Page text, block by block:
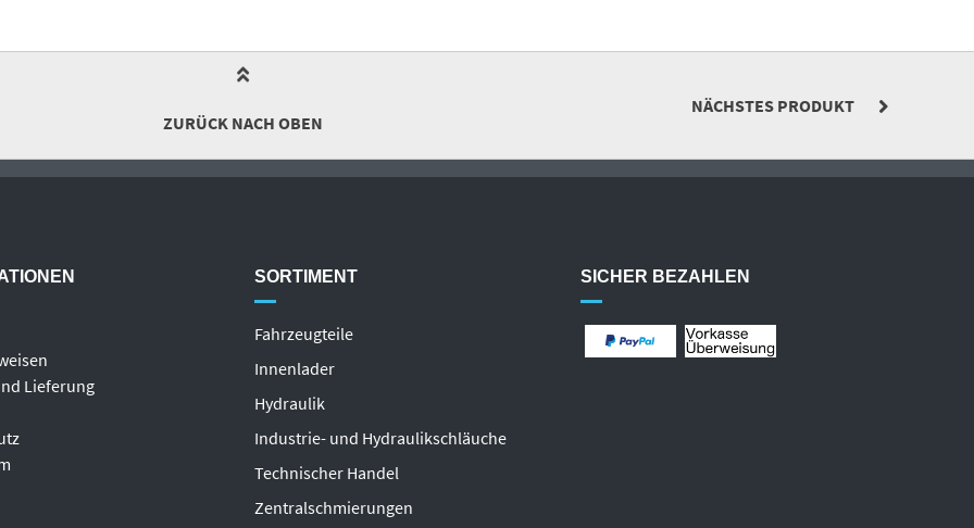
NÄCHSTES PRODUKT
ZURÜCK NACH OBEN
Lieferung
SORTIMENT
Fahrzeugteile
Innenlader
Hydraulik
Industrie- und Hydraulikschläuche
Technischer Handel
Zentralschmierungen
SICHER BEZAHLEN